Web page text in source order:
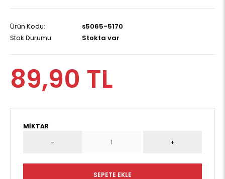
Ürün Kodu:
s5065-5170
Stok Durumu:
Stokta var
89,90 TL
MIKTAR